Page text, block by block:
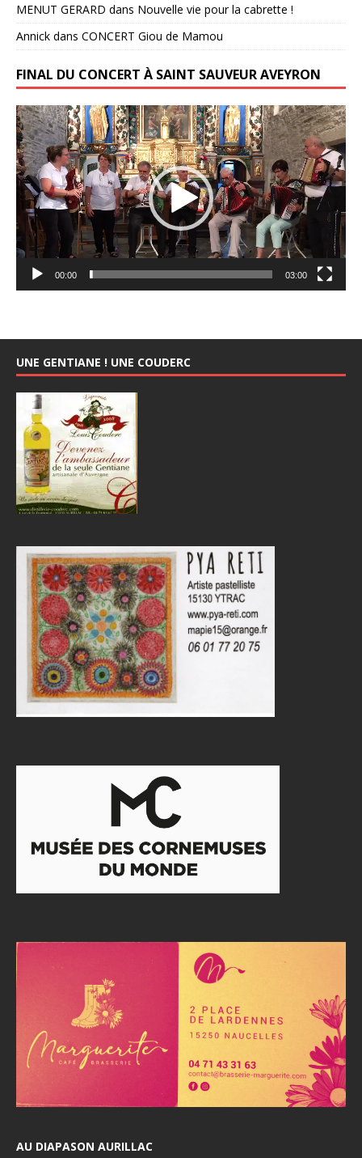
MENUT GERARD dans Nouvelle vie pour la cabrette !
Annick dans CONCERT Giou de Mamou
FINAL DU CONCERT À SAINT SAUVEUR AVEYRON
Lecteur
vidéo
00:00 03:00
UNE GENTIANE ! UNE COUDERC
AU DIAPASON AURILLAC